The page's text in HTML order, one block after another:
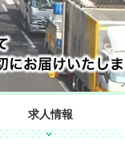
求人情報